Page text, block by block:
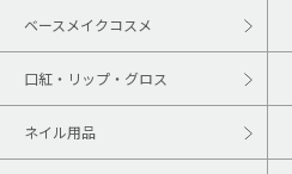
ベースメイクコスメ
口紅・リップ・グロス
ネイル用品